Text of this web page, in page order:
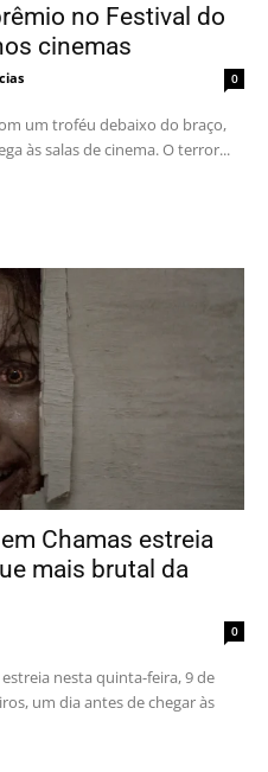
no Festival do
cinemas
0
um troféu debaixo do braço,
às salas de cinema. O terror...
Chamas estreia
mais brutal da
0
nesta quinta-feira, 9 de
um dia antes de chegar às